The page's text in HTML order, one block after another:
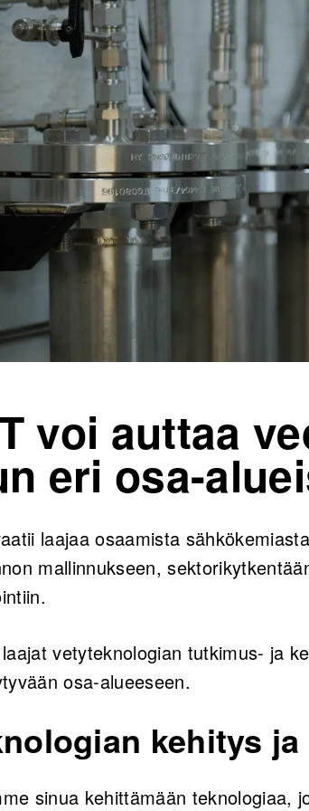
voi auttaa
eri osa-
laajaa osaamista
mallinnukseen,
vetyteknologian tutkimus- ja
osa-alueeseen.
kehitys
sinua kehittämään teknologiaa,